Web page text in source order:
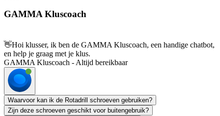
GAMMA Kluscoach
👋Hoi klusser, ik ben de GAMMA Kluscoach, een handige chatbot,
en help je graag met je klus.
GAMMA Kluscoach - Altijd bereikbaar
Waarvoor kan ik de Rotadrill schroeven gebruiken?
Zijn deze schroeven geschikt voor buitengebruik?